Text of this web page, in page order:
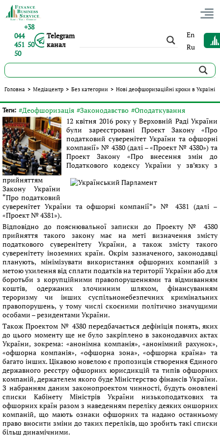
+38
044
451 50
50
Telegram
канал
En
Ru
Головна > Медіацентр > Без категории > Нові деофшоризаційні кроки в Україні
Нові деофшоризаційні кроки в Україні
Опубліковано: Сергій Панов | 25.04.2016 | Без категории
Теги: #Деофшоризація #Законодавство #Оподаткування
12 квітня 2016 року у Верховній Раді України
були зареєстровані Проект Закону «Про
податковий суверенітет України та офшорні
компанії» № 4380 (далі – «Проект № 4380») та
Проект Закону «Про внесення змін до
Податкового кодексу України у зв’язку з
прийняттям
Закону України
“Про податковий
суверенітет України та офшорні компанії”» № 4381 (далі –
«Проект № 4381»).
Відповідно до пояснювальної записки до Проекту № 4380
прийняття такого закону має на меті визначення змісту
податкового суверенітету України, а також змісту такого
суверенітету іноземних країн. Окрім зазначеного, законодавці
планують, мінімізувати використання офшорних компаній з
метою ухилення від сплати податків на території України або для
боротьби з корупційними правопорушеннями та відмиванням
коштів, одержаних злочинним шляхом, фінансуванням
тероризму чи інших суспільнонебезпечних кримінальних
правопорушень, у тому числі скоєними політично значущими
особами – резидентами України.
Також Проектом № 4380 передбачається дефініція понять, яких
до цього моменту ще не було закріплено в законодавчих актах
України, зокрема: «анонімна компанія», «анонімний рахунок»,
«офшорна компанія», «офшорна зона», «офшорна країна» та
багато інших. Цікавою новелою є пропозиція створення Єдиного
державного реєстру офшорних юрисдикцій та типів офшорних
компаній, держателем якого буде Міністерство фінансів України.
З набранням даним законопроектом чинності, будуть оновлені
списки Кабінету Міністрів України низькоподаткових та
офшорних країн разом з наведенням переліку деяких оншорних
компаній, що мають ознаки офшорних та надано останньому
право вносити зміни до таких переліків, що зробить такі списки
більш динамічними.